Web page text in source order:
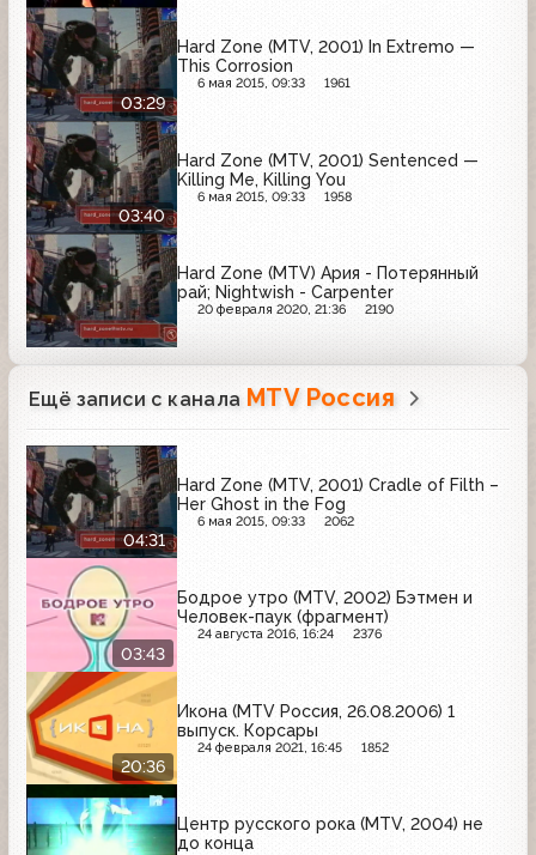
03:29
Hard Zone (MTV, 2001) In Extremo —
This Corrosion
6 мая 2015, 09:33 1961
03:40
Hard Zone (MTV, 2001) Sentenced —
Killing Me, Killing You
6 мая 2015, 09:33 1958
Hard Zone (MTV) Ария - Потерянный
рай; Nightwish - Carpenter
20 февраля 2020, 21:36 2190
Ещё записи с канала MTV Россия
04:31
Hard Zone (MTV, 2001) Cradle of Filth –
Her Ghost in the Fog
6 мая 2015, 09:33 2062
03:43
Бодрое утро (MTV, 2002) Бэтмен и
Человек-паук (фрагмент)
24 августа 2016, 16:24 2376
20:36
Икона (MTV Россия, 26.08.2006) 1
выпуск. Корсары
24 февраля 2021, 16:45 1852
Центр русского рока (MTV, 2004) не
до конца